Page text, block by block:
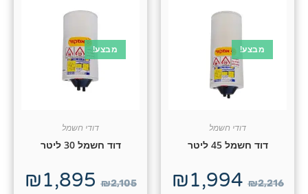
מבצע!
דודי חשמל
דוד חשמל 45 ליטר
₪2,216
₪1,994
מבצע!
דודי חשמל
דוד חשמל 30 ליטר
₪2,105
₪1,895